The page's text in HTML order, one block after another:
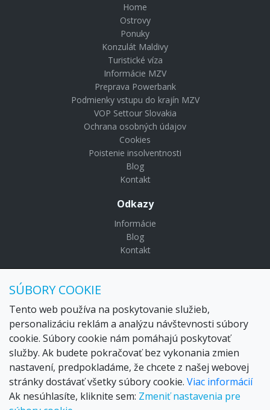
Home
Ostrovy
Ponuky
Konzulát Maldivy
Turistické víza
Informácie MZV
Preprava Powerbank
Podmienky vstupu do krajín MZV
VOP Settour Slovakia
Ochrana osobných údajov
Cookies
Poistenie insolventnosti
Blog
Kontakt
Odkazy
Informácie
Blog
Kontakt
Maldivy.sk je značkou
Sídlo:Lazaretská 29, Bratislava 81109
Email:settour@settour.sk
Telefón: 02 529 279 17, 529 328 68-9
IČO: 36179825
IČ-DPH:SK2020057314
OR SRBratislava I. odd.: Sro, vložka: 29873/V
SÚBORY COOKIE
Tento web používa na poskytovanie služieb,
personalizáciu reklám a analýzu návštevnosti súbory
cookie. Súbory cookie nám pomáhajú poskytovať
služby. Ak budete pokračovať bez vykonania zmien
nastavení, predpokladáme, že chcete z našej webovej
stránky dostávať všetky súbory cookie. Viac informácií
Ak nesúhlasíte, kliknite sem: Zmeniť nastavenia pre